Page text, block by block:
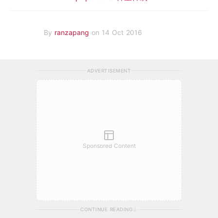
By ranzapang on 14 Oct 2016
ADVERTISEMENT
Sponsored Content
CONTINUE READING